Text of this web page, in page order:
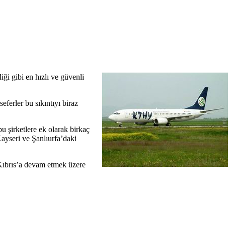
gibi en hızlı ve güvenli
bu sıkıntıyı biraz
şirketlere ek olarak birkaç
ve Şanlıurfa’daki
devam etmek üzere